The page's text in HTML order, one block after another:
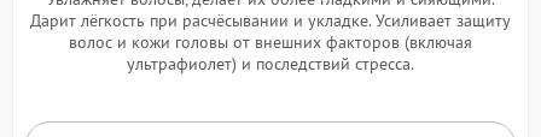
Дарит лёгкость при расчёсывании и укладке. Усиливает защиту
волос и кожи головы от внешних факторов (включая
ультрафиолет) и последствий стресса.